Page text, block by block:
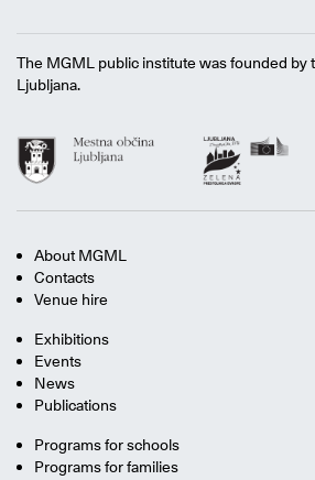
The MGML public institute was founded by
Ljubljana.
About MGML
Contacts
Venue hire
Exhibitions
Events
News
Publications
Programs for schools
Programs for families